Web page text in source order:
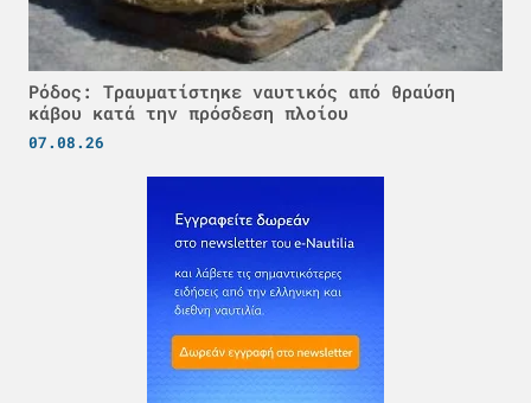
Ρόδος: Τραυματίστηκε ναυτικός από θραύση
κάβου κατά την πρόσδεση πλοίου
07.08.26